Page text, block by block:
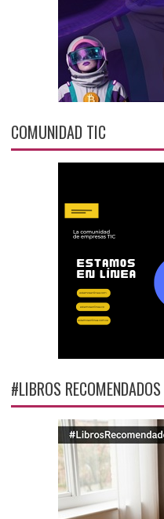
COMUNIDAD TIC
#LIBROS RECOMENDADOS